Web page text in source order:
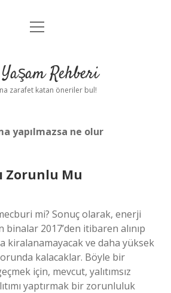
Anasayfa
Yasal Uyarı
menüyü
Rehberi
zarafet katan öneriler bul!
yapılmazsa ne olur
Zorunlu Mu
mi? Sonuç olarak, enerji
binalar 2017’den itibaren alınıp
kiralanamayacak ve daha yüksek
kalacaklar. Böyle bir
için, mevcut, yalıtımsız
yaptırmak bir zorunluluk